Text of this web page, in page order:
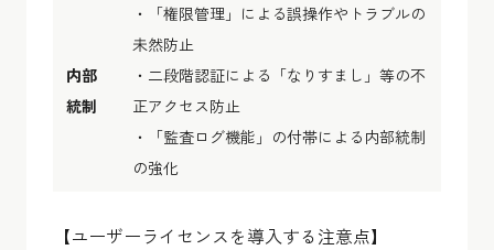
内部
統制
・「権限管理」による誤操作やトラブルの
未然防止
・二段階認証による「なりすまし」等の不
正アクセス防止
・「監査ログ機能」の付帯による内部統制
の強化
【ユーザーライセンスを導入する注意点】